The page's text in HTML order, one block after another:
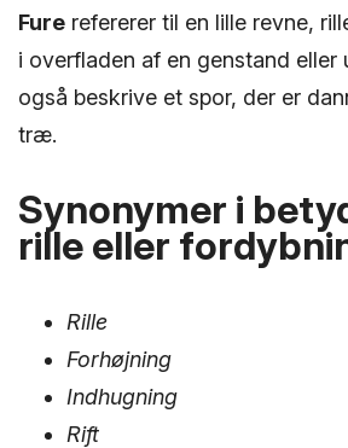
Fure refererer til en lille revne,
i overfladen af en genstand eller
også beskrive et spor, der er
træ.
Synonymer i
rille eller
Rille
Forhøjning
Indhugning
Rift